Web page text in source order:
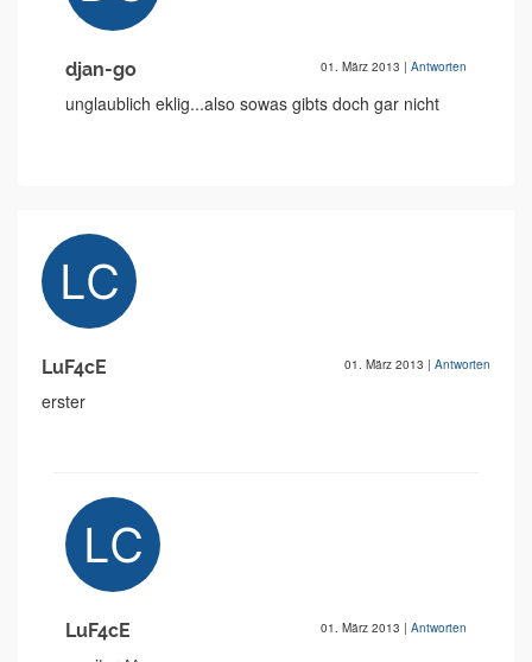
djan-go 01. März 2013 | Antworten
unglaublich eklig...also sowas gibts doch gar nicht
LuF4cE 01. März 2013 | Antworten
erster
LuF4cE 01. März 2013 | Antworten